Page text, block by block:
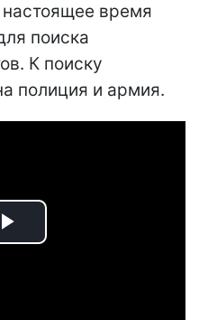
время
поиска
К поиску
полиция и армия.
Play